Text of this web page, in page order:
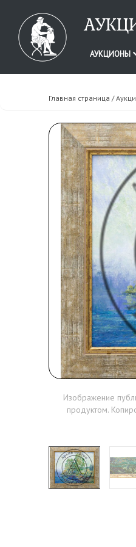
АУКЦИОНЫ
Главная страница /
Изображение
продуктом.